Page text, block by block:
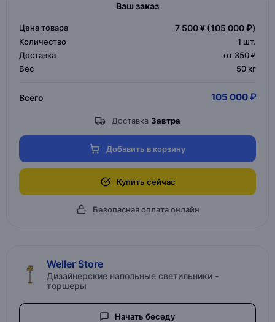
Ваш заказ
Цена товара 7 500 ¥ (105 000 ₽)
Количество 1 шт.
Доставка
от 350 ₽
Вес
50 кг
Всего 105 000 ₽
Доставка Завтра
Добавить в корзину
Купить сейчас
Безопасная оплата онлайн
Weller Store
Дизайнерские напольные светильники -
торшеры
Начать беседу